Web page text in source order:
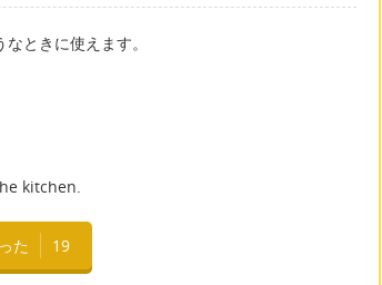
ときに使えます。
kitchen.
た 19